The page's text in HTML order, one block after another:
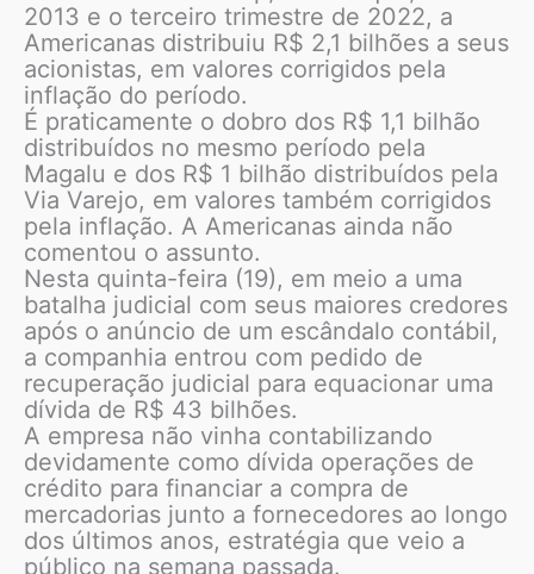
2013 e o terceiro trimestre de 2022, a
Americanas distribuiu R$ 2,1 bilhões a seus
acionistas, em valores corrigidos pela
inflação do período.
É praticamente o dobro dos R$ 1,1 bilhão
distribuídos no mesmo período pela
Magalu e dos R$ 1 bilhão distribuídos pela
Via Varejo, em valores também corrigidos
pela inflação. A Americanas ainda não
comentou o assunto.
Nesta quinta-feira (19), em meio a uma
batalha judicial com seus maiores credores
após o anúncio de um escândalo contábil,
a companhia entrou com pedido de
recuperação judicial para equacionar uma
dívida de R$ 43 bilhões.
A empresa não vinha contabilizando
devidamente como dívida operações de
crédito para financiar a compra de
mercadorias junto a fornecedores ao longo
dos últimos anos, estratégia que veio a
público na semana passada.